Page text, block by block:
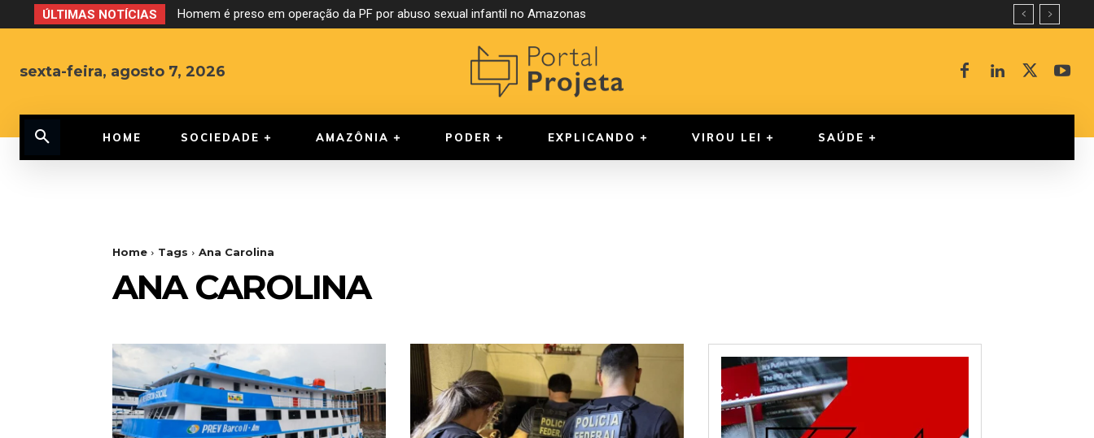
ÚLTIMAS NOTÍCIAS Homem é preso em operação da PF por abuso sexual infantil no Amazonas
sexta-feira, agosto 7, 2026
HOME SOCIEDADE AMAZÔNIA PODER EXPLICANDO VIROU LEI SAÚDE
Home Tags Ana Carolina
ANA CAROLINA